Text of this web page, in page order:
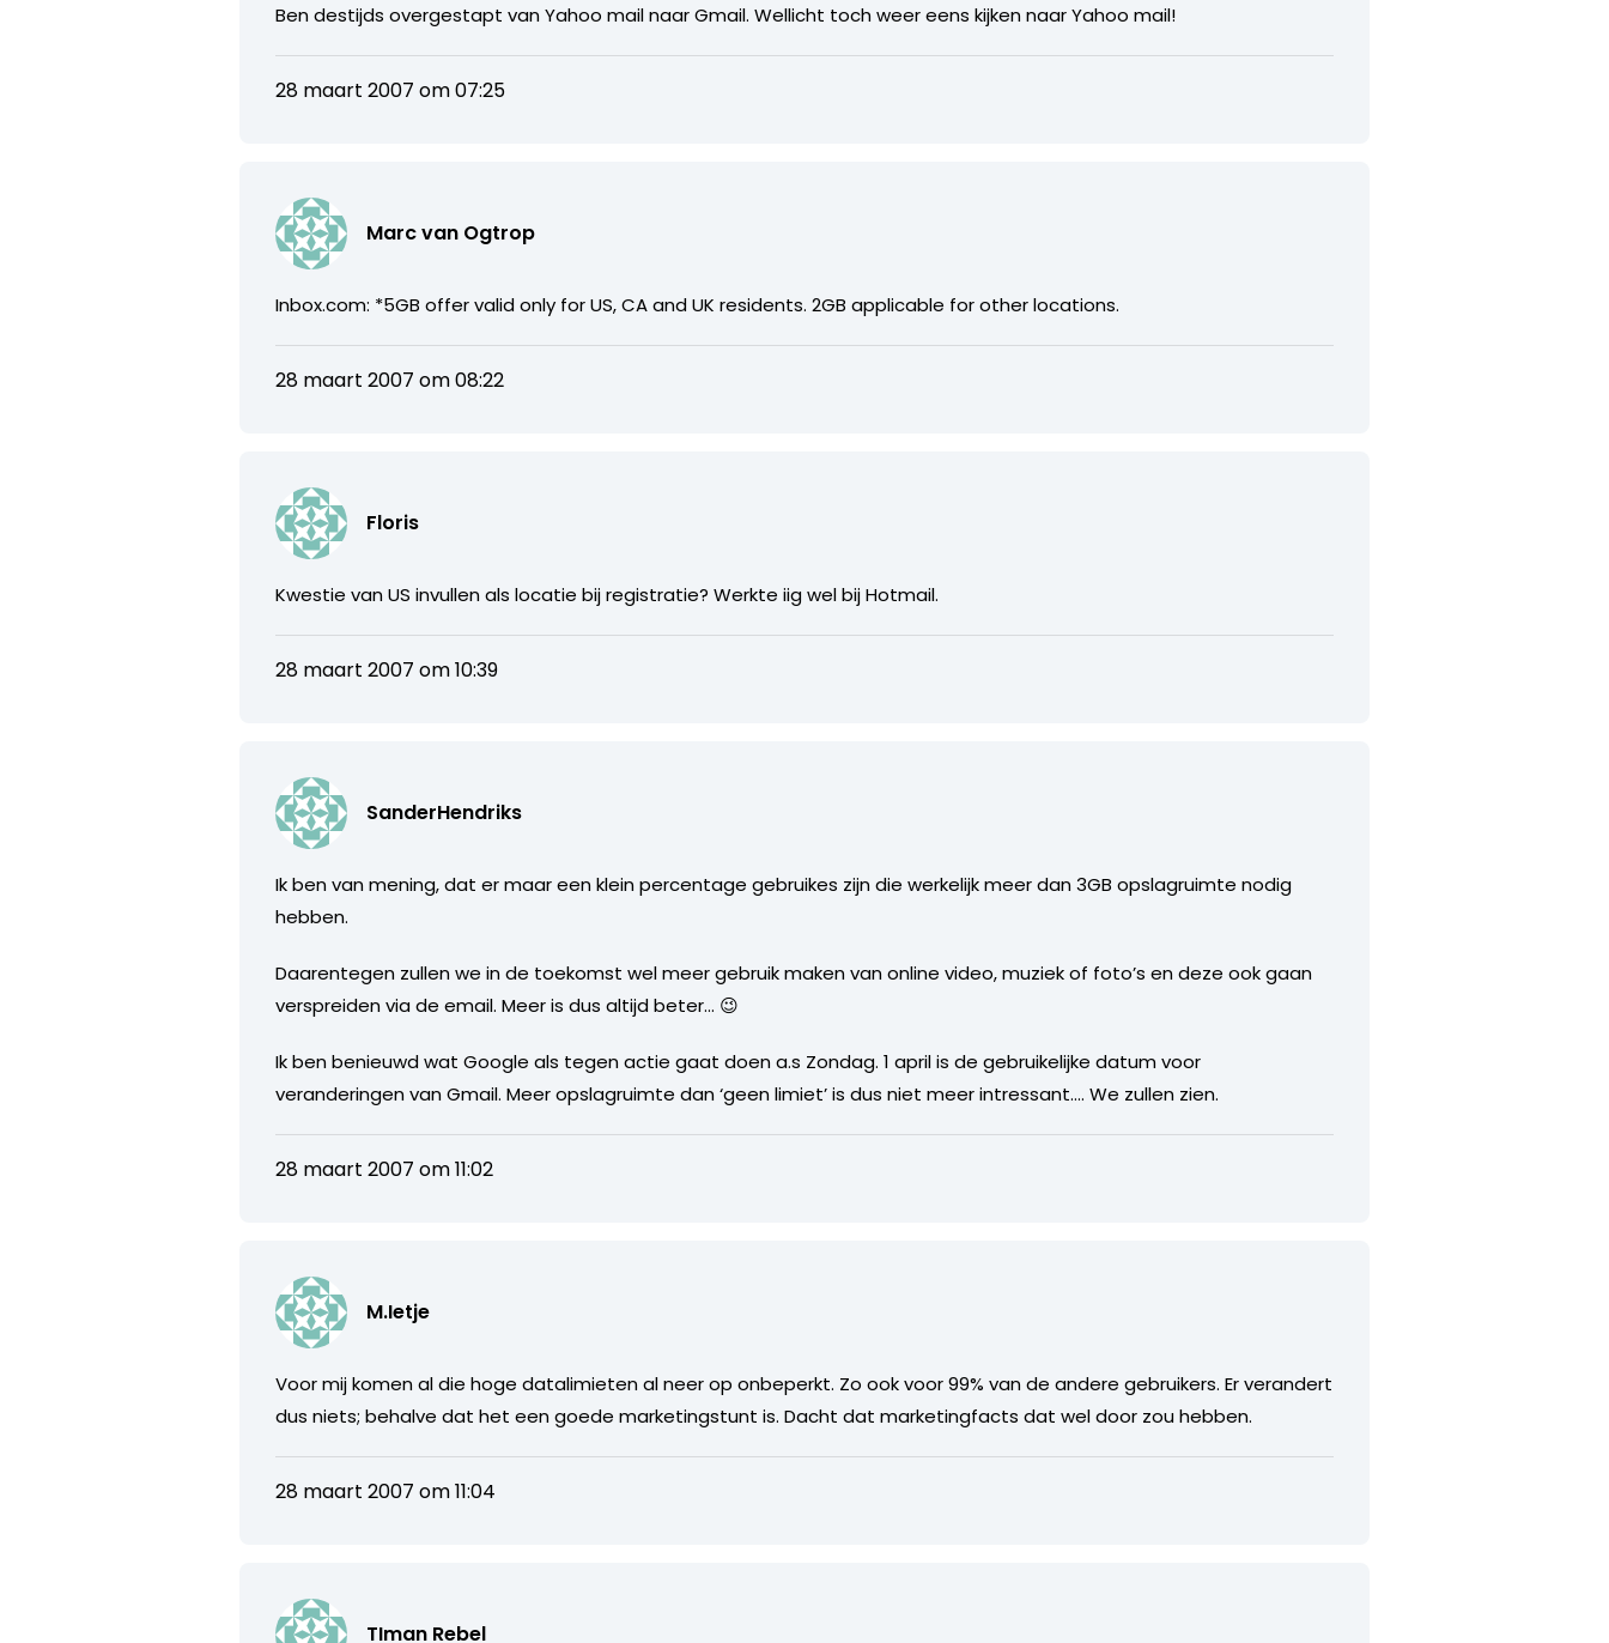
Ben destijds overgestapt van Yahoo mail naar Gmail. Wellicht toch weer eens kijken naar Yahoo mail!
28 maart 2007 om 07:25
Marc van Ogtrop
Inbox.com: *5GB offer valid only for US, CA and UK residents. 2GB applicable for other locations.
28 maart 2007 om 08:22
Floris
Kwestie van US invullen als locatie bij registratie? Werkte iig wel bij Hotmail.
28 maart 2007 om 10:39
SanderHendriks
Ik ben van mening, dat er maar een klein percentage gebruikes zijn die werkelijk meer dan 3GB opslagruimte nodig
hebben.
Daarentegen zullen we in de toekomst wel meer gebruik maken van online video, muziek of foto’s en deze ook gaan
verspreiden via de email. Meer is dus altijd beter… 😉
Ik ben benieuwd wat Google als tegen actie gaat doen a.s Zondag. 1 april is de gebruikelijke datum voor
veranderingen van Gmail. Meer opslagruimte dan ‘geen limiet’ is dus niet meer intressant…. We zullen zien.
28 maart 2007 om 11:02
M.Ietje
Voor mij komen al die hoge datalimieten al neer op onbeperkt. Zo ook voor 99% van de andere gebruikers. Er verandert
dus niets; behalve dat het een goede marketingstunt is. Dacht dat marketingfacts dat wel door zou hebben.
28 maart 2007 om 11:04
TIman Rebel